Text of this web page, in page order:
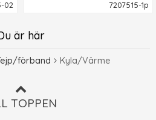
02 7207515-1p
är här
förband Kyla/Värme
TOPPEN